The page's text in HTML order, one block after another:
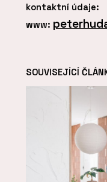
kontaktní údaje:
www:
SOUVISEJÍCÍ